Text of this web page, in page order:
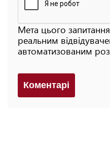
Мета цього
реальним
автоматизованим
Коментарi